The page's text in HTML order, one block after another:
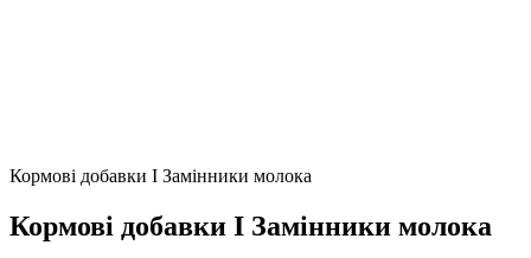
Кормові добавки І Замінники молока
Кормові добавки І Замінники молока